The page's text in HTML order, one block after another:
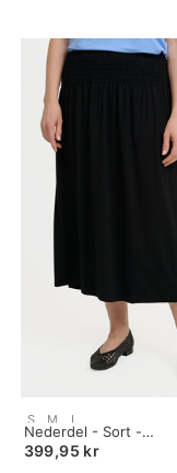
Nederdel - Sort -
Smockdetalje
399,95 kr
Size:
S
selected
S M L